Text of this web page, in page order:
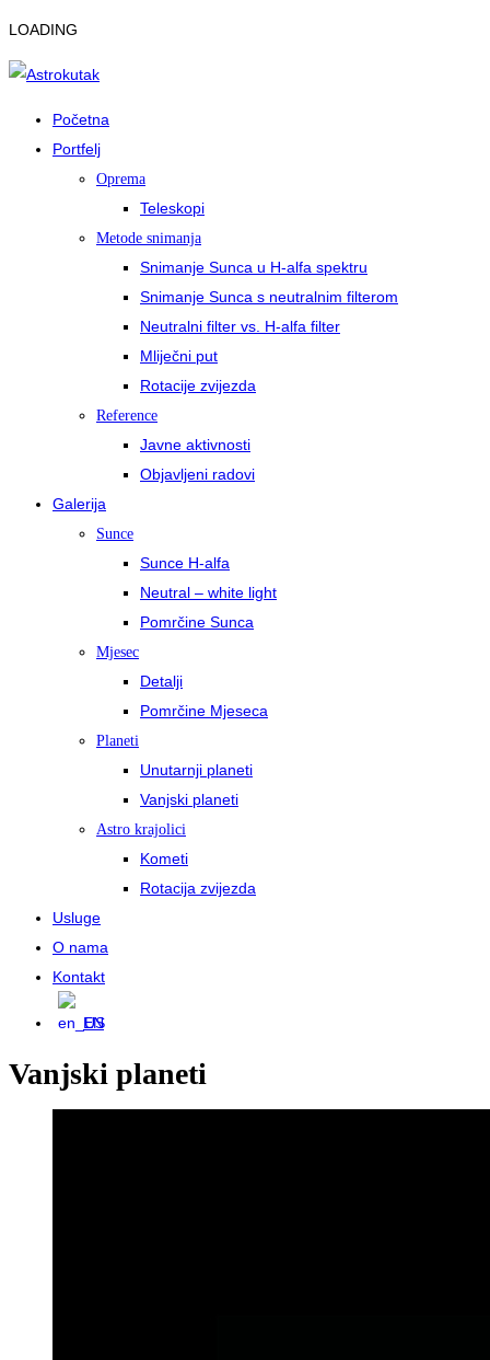
LOADING
Početna
Portfelj
Oprema
Teleskopi
Metode snimanja
Snimanje Sunca u H-alfa spektru
Snimanje Sunca s neutralnim filterom
Neutralni filter vs. H-alfa filter
Mliječni put
Rotacije zvijezda
Reference
Javne aktivnosti
Objavljeni radovi
Galerija
Sunce
Sunce H-alfa
Neutral – white light
Pomrčine Sunca
Mjesec
Detalji
Pomrčine Mjeseca
Planeti
Unutarnji planeti
Vanjski planeti
Astro krajolici
Kometi
Rotacija zvijezda
Usluge
O nama
Kontakt
EN
Vanjski planeti